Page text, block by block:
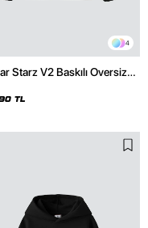
4
Starz V2 Baskılı Oversize
TL